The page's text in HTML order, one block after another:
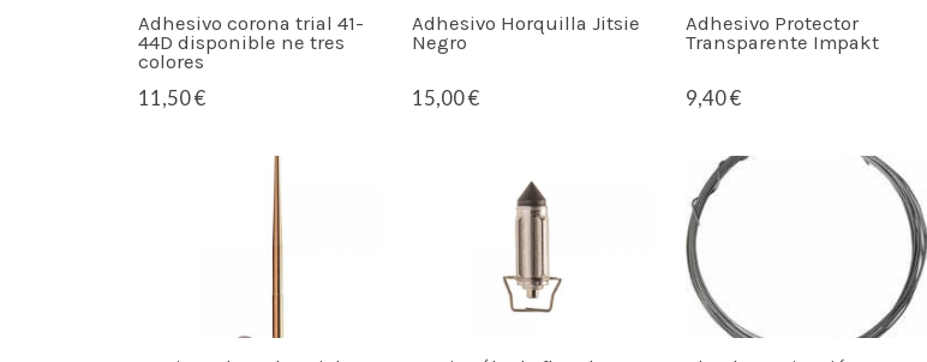
Adhesivo corona trial 41-
44D disponible ne tres
colores
11,50 €
Adhesivo Horquilla Jitsie
Negro
15,00 €
Adhesivo Protector
Transparente Impakt
9,40 €